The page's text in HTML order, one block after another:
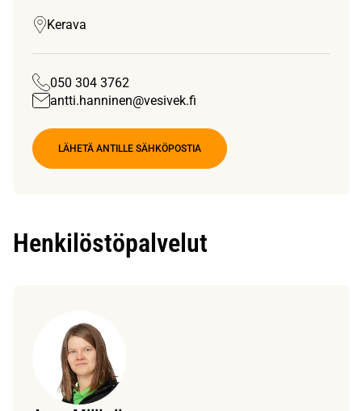
Kerava
050 304 3762
antti.hanninen@vesivek.fi
LÄHETÄ ANTILLE SÄHKÖPOSTIA
Henkilöstöpalvelut